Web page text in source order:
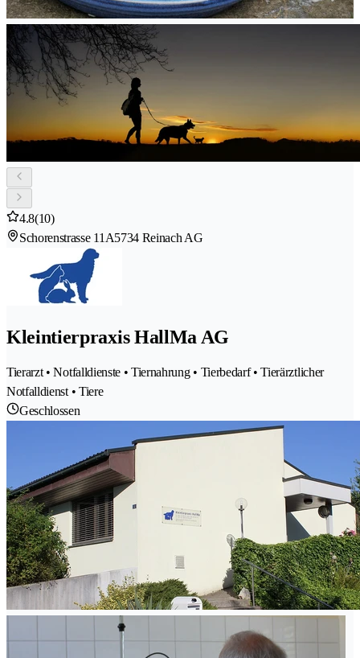
4.8(10)
Schorenstrasse 11A5734 Reinach AG
Kleintierpraxis HallMa AG
Tierarzt • Notfalldienste • Tiernahrung • Tierbedarf • Tierärztlicher
Notfalldienst • Tiere
Geschlossen